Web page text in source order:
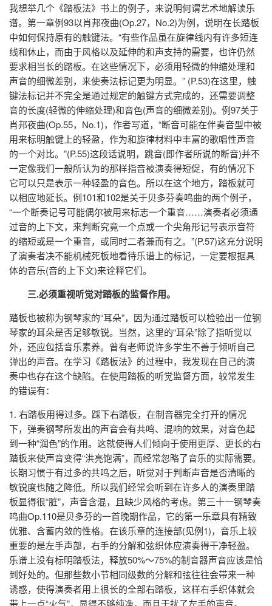
我想举几个《踏板法》书上的例子，来说明何谓艺术地解读乐
谱。第一章例93以肖邦夜曲(Op.27，No.2)为例，说明在长踏板
中如何保持原有的触键法。“有些作品虽在旋律线内有许多短连
线和休止，而由于风格以及延伸的和声支持的需要，也许仍然
要求相当长的踏板。在这些情况下，必须用轻微的伸缩处理和
声音的细微差别，来使奏法标记更为明显。” (P.53)在这里，触
键法标记并不完全是通过规定的触键方式完成的，还需要调整
音的长度(轻微的伸缩处理)和音色(声音的细微差别)。例97关于
肖邦夜曲(Op.55，No.1)，作者写道，“断音可能在伴奏音型中被
用来标明触键上的轻盈，作为和旋律材料中丰富的歌唱性声音
的一个对比。”(P.55)这段话说明，跳音(即作者所说的断音)并不
一定像我们一般所认为的那样指音被演奏得短促，有的情况下
它可以只是表示一种轻盈的音色。所以在这个地方，踏板就可
以相应地延长。例101和102是关于贝多芬奏鸣曲的两个例子，
“一个断奏记号可能偶尔被用来标志一个重音……演奏者必须通
过音的上下文，来判断究竟一个点或一个尖角形记号表示音符
的缩短或是一个重音，或同时二者兼而有之。”(P.57)这充分说明
了演奏者决不能机械死板地看待乐谱上的标记，一定要根据具
体的音乐(音的上下文)来诠释它们。
三.必须重视听觉对踏板的监督作用。
踏板也被称为钢琴家的“耳朵”，因为通过踏板可以检验出一位钢
琴家的耳朵是否足够敏锐。当然，这里的“耳朵”除了指听觉以
外，还应包括音乐素养。曾有老师说许多学生不善于倾听自己
弹出的声音。在学习《踏板法》的过程中，我发现在自己的演
奏中也存在这个缺陷。在使用踏板的听觉监督方面，较常发生
的错误有：
1. 右踏板用得过多。踩下右踏板，在制音器完全打开的情况
下，弹奏钢琴所发出的声音会有共鸣、混响的效果，对音色起
到一种“润色”的作用。这就使得人们倾向于使用更厚、更长的右
踏板来使声音变得“洪亮饱满”，而经常忽略了音乐的实际需要。
长期习惯于有过多的共鸣之后，听觉对于判断声音是否清晰的
敏锐度也随之降低。所以我们经常会听到在许多人的演奏里踏
板显得很“脏”，声音含混，且缺少风格的考虑。第三十一钢琴奏
鸣曲Op.110是贝多芬的一首晚期作品，它的第一乐章具有精致
优雅、含蓄内敛的性格。在该乐章的连接部(见例1)，音乐上较
重要的是左手声部，右手的分解和弦织体应演奏得干净轻盈。
乐谱上没有标明踏板法，释放50%～75%的制音器声音应该是恰
到好处的。但那些数小节相同级数的分解和弦往往会带来一种
诱惑，使得演奏者用上很长的全部右踏板，这样右手织体就会
带上一点“火气”，显得不够纯净，而且干扰了左手的声音。